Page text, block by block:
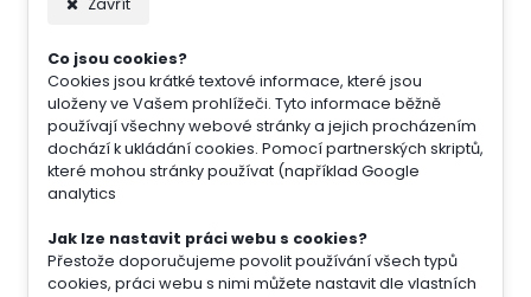
Zavřít
Co jsou cookies?
Cookies jsou krátké textové informace, které jsou
uloženy ve Vašem prohlížeči. Tyto informace běžně
používají všechny webové stránky a jejich procházením
dochází k ukládání cookies. Pomocí partnerských skriptů,
které mohou stránky používat (například Google
analytics
Jak lze nastavit práci webu s cookies?
Přestože doporučujeme povolit používání všech typů
cookies, práci webu s nimi můžete nastavit dle vlastních